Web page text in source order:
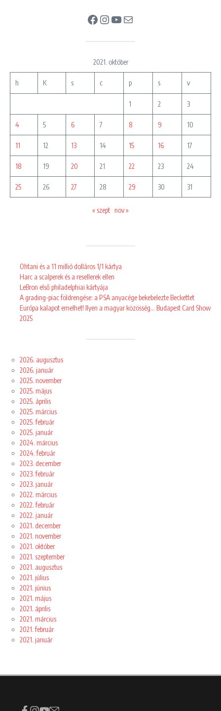
Facebook
Instagram
YouTube
Mail
2021. október
h K s c p s v
1 2 3
4 5 6 7 8 9 10
11 12 13 14 15 16 17
18 19 20 21 22 23 24
25 26 27 28 29 30 31
« szept nov »
Ohtani és a 11 millió dolláros 1/1 kártya
Harc a scalperek és a resellerek ellen
LeBron első philadelphiai kártyája
A grading-piac földrengése: a PSA anyacége bekebelezte Beckettet
Európa kalapot emelhet! Ilyen a magyar közösség… Budapest Card Show
2025
2026. augusztus
2026. január
2025. november
2025. május
2025. április
2025. március
2025. február
2025. január
2024. március
2024. február
2023. december
2023. február
2023. január
2022. március
2022. február
2022. január
2021. december
2021. november
2021. október
2021. szeptember
2021. augusztus
2021. július
2021. június
2021. május
2021. április
2021. március
2021. február
2021. január